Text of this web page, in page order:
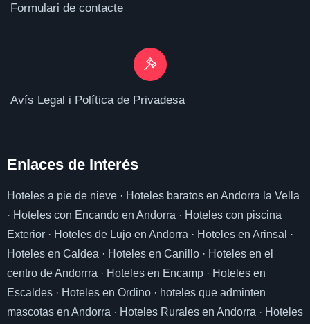
Formulari de contacte
Avís Legal i Política de Privadesa
Enlaces de Interés
Hoteles a pie de nieve · Hoteles baratos en Andorra la Vella
· Hoteles con Encando en Andorra · Hoteles con piscina
Exterior · Hoteles de Lujo en Andorra · Hoteles en Arinsal
·
Hoteles en Caldea · Hoteles en Canillo · Hoteles en el
centro de Andorrra · Hoteles en Encamp · Hoteles en
Escaldes · Hoteles en Ordino · hoteles que adminten
mascotas en Andorra · Hoteles Rurales en Andorra · Hoteles